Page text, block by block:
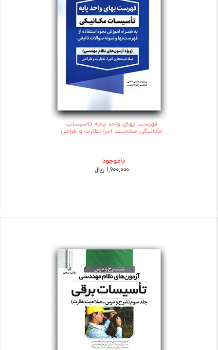
فهرست بهای واحد پایه تاسیسات
مکانیکی صلاحیت اجرا نظارت و طراحی
ناموجود
1,600,000 ریال